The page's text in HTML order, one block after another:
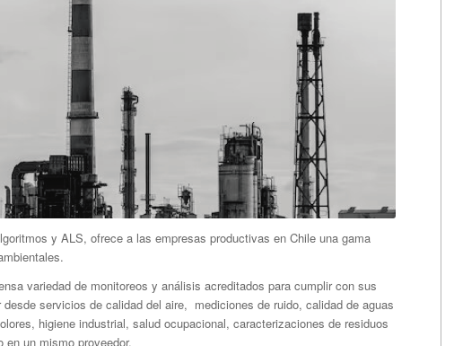
y ALS, ofrece a las empresas productivas en Chile una gama
variedad de monitoreos y análisis acreditados para cumplir con sus
servicios de calidad del aire, mediciones de ruido, calidad de aguas
higiene industrial, salud ocupacional, caracterizaciones de residuos
un mismo proveedor.